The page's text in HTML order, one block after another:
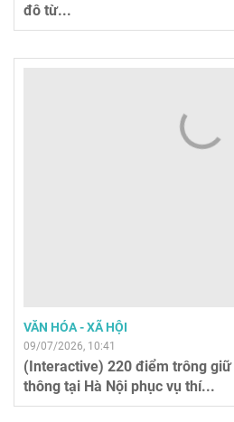
đô từ...
VĂN HÓA - XÃ HỘI
09/07/2026, 10:41
(Interactive) 220 điểm trông
thông tại Hà Nội phục vụ thí...